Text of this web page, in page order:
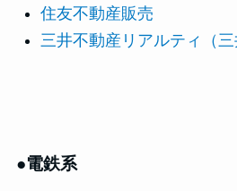
住友不動産販売
三井不動産リアルティ（三
●電鉄系